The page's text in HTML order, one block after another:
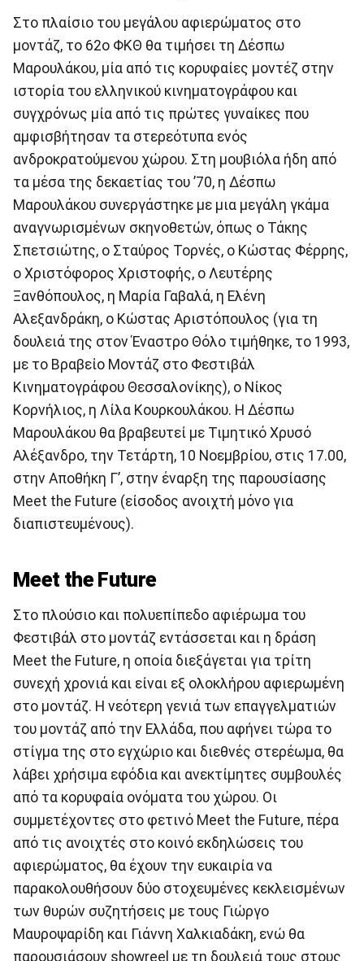
Στο πλαίσιο του μεγάλου αφιερώματος στο
μοντάζ, το 62ο ΦΚΘ θα τιμήσει τη Δέσπω
Μαρουλάκου, μία από τις κορυφαίες μοντέζ στην
ιστορία του ελληνικού κινηματογράφου και
συγχρόνως μία από τις πρώτες γυναίκες που
αμφισβήτησαν τα στερεότυπα ενός
ανδροκρατούμενου χώρου. Στη μουβιόλα ήδη από
τα μέσα της δεκαετίας του ’70, η Δέσπω
Μαρουλάκου συνεργάστηκε με μια μεγάλη γκάμα
αναγνωρισμένων σκηνοθετών, όπως ο Τάκης
Σπετσιώτης, ο Σταύρος Τορνές, ο Κώστας Φέρρης,
ο Χριστόφορος Χριστοφής, ο Λευτέρης
Ξανθόπουλος, η Μαρία Γαβαλά, η Ελένη
Αλεξανδράκη, ο Κώστας Αριστόπουλος (για τη
δουλειά της στον Έναστρο Θόλο τιμήθηκε, το 1993,
με το Βραβείο Μοντάζ στο Φεστιβάλ
Κινηματογράφου Θεσσαλονίκης), ο Νίκος
Κορνήλιος, η Λίλα Κουρκουλάκου. Η Δέσπω
Μαρουλάκου θα βραβευτεί με Τιμητικό Χρυσό
Αλέξανδρο, την Τετάρτη, 10 Νοεμβρίου, στις 17.00,
στην Αποθήκη Γ’, στην έναρξη της παρουσίασης
Meet the Future (είσοδος ανοιχτή μόνο για
διαπιστευμένους).
Meet the Future
Στο πλούσιο και πολυεπίπεδο αφιέρωμα του
Φεστιβάλ στο μοντάζ εντάσσεται και η δράση
Meet the Future, η οποία διεξάγεται για τρίτη
συνεχή χρονιά και είναι εξ ολοκλήρου αφιερωμένη
στο μοντάζ. Η νεότερη γενιά των επαγγελματιών
του μοντάζ από την Ελλάδα, που αφήνει τώρα το
στίγμα της στο εγχώριο και διεθνές στερέωμα, θα
λάβει χρήσιμα εφόδια και ανεκτίμητες συμβουλές
από τα κορυφαία ονόματα του χώρου. Οι
συμμετέχοντες στο φετινό Meet the Future, πέρα
από τις ανοιχτές στο κοινό εκδηλώσεις του
αφιερώματος, θα έχουν την ευκαιρία να
παρακολουθήσουν δύο στοχευμένες κεκλεισμένων
των θυρών συζητήσεις με τους Γιώργο
Μαυροψαρίδη και Γιάννη Χαλκιαδάκη, ενώ θα
παρουσιάσουν showreel με τη δουλειά τους στους